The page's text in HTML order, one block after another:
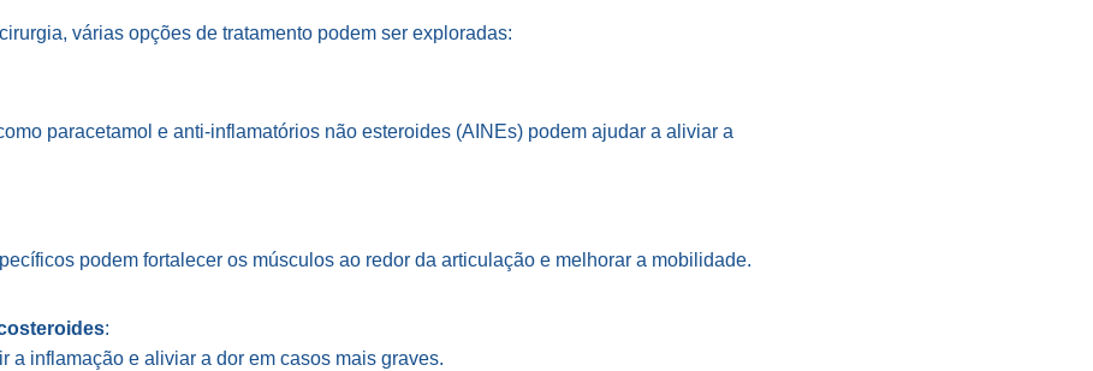
várias opções de tratamento podem ser exploradas:
paracetamol e anti-inflamatórios não esteroides (AINEs) podem ajudar a aliviar a
podem fortalecer os músculos ao redor da articulação e melhorar a mobilidade.
:
a inflamação e aliviar a dor em casos mais graves.